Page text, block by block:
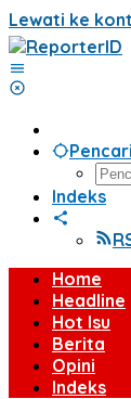
Lewati ke
Indeks
Home
Headline
Hot Isu
Berita
Opini
Indeks